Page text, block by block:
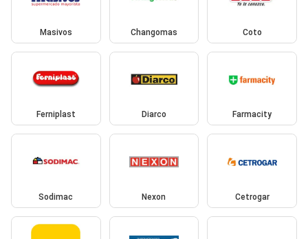
Masivos Changomas Coto
Ferniplast Diarco Farmacity
Sodimac Nexon Cetrogar